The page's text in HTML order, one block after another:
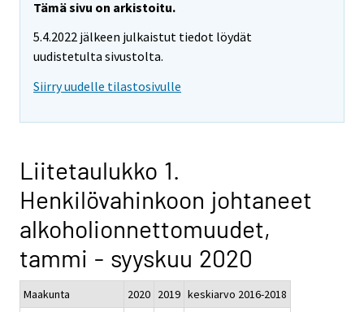
Tämä sivu on arkistoitu.
5.4.2022 jälkeen julkaistut tiedot löydät
uudistetulta sivustolta.
Siirry uudelle tilastosivulle
Liitetaulukko 1.
Henkilövahinkoon johtaneet
alkoholionnettomuudet,
tammi - syyskuu 2020
Maakunta 2020 2019 keskiarvo 2016-2018